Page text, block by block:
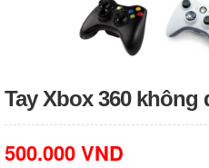
Tay Xbox 360 không
500.000 VND